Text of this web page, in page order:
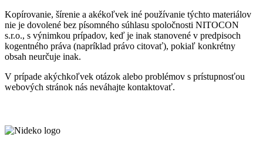
Kopírovanie, šírenie a akékoľvek iné používanie týchto materiálov
nie je dovolené bez písomného súhlasu spoločnosti NITOCON
s.r.o., s výnimkou prípadov, keď je inak stanovené v predpisoch
kogentného práva (napríklad právo citovať), pokiaľ konkrétny
obsah neurčuje inak.
V prípade akýchkoľvek otázok alebo problémov s prístupnosťou
webových stránok nás neváhajte kontaktovať.